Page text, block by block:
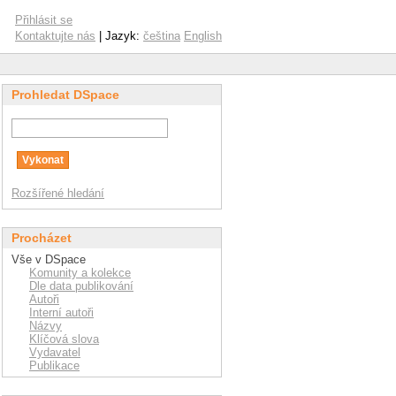
Přihlásit se
Kontaktujte nás | Jazyk: čeština English
Prohledat DSpace
Rozšířené hledání
Procházet
Vše v DSpace
Komunity a kolekce
Dle data publikování
Autoři
Interní autoři
Názvy
Klíčová slova
Vydavatel
Publikace